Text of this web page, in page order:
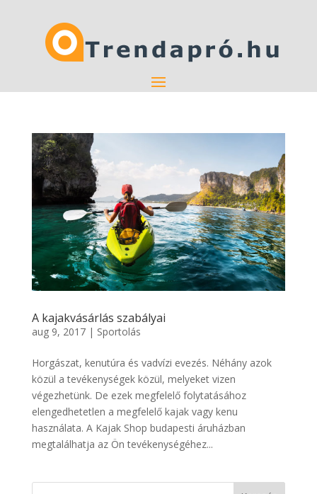
A kajakvásárlás szabályai
aug 9, 2017| Sportolás
Horgászat, kenutúra és vadvízi evezés. Néhány azok
közül a tevékenységek közül, melyeket vizen
végezhetünk. De ezek megfelelő folytatásához
elengedhetetlen a megfelelő kajak vagy kenu
használata. A Kajak Shop budapesti áruházban
megtalálhatja az Ön tevékenységéhez...